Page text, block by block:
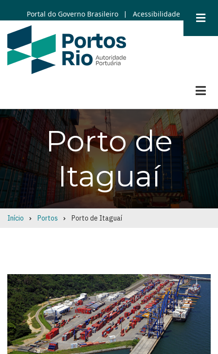
to
main
content
Portal do Governo Brasileiro | Acessibilidade
Porto de
Itaguaí
Breadcrumb
Início Portos Porto de Itaguaí